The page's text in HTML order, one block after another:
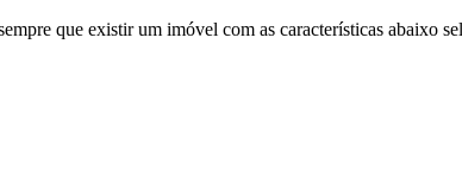
que existir um imóvel com as características abaixo